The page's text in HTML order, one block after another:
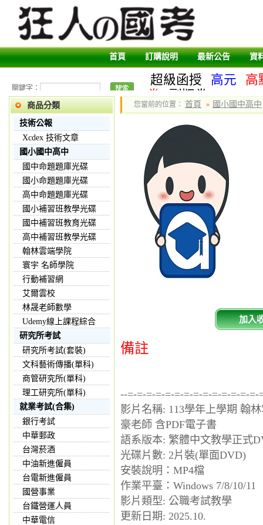
首頁 訂購說明 最新公告 資
關鍵字：
超級函授 高元
高
卷
副版卷
商品分類
技術公報
Xcdex 技術文章
國小國中高中
國中命題題庫光碟
國小命題題庫光碟
高中命題題庫光碟
國小補習班教學光碟
國中補習班教育光碟
高中補習班教學光碟
翰林雲端學院
寰宇 名師學院
行動補習網
艾爾雲校
林晟老師數學
Udemy線上課程綜合
研究所考試
研究所考試(套裝)
文科藝術傳播(單科)
商管研究所(單科)
理工研究所(單科)
就業考試(合集)
銀行考試
中華郵政
台灣菸酒
中油新進僱員
台電新進僱員
國營事業
台鐵營運人員
中華電信
您當前的位置： 首頁 » 國小國中高中
加入
備註
--=-=-=-=-=-=-=-=-=-=-=-=-=-
影片名稱: 113學年上學期 翰
豪老師 含PDF電子書
語系版本: 繁體中文教學正式
光碟片數: 2片裝(單面DVD)
安裝說明：MP4檔
作業平臺：Windows 7/8/10/11
影片類型: 公職考試教學
更新日期: 2025.10.